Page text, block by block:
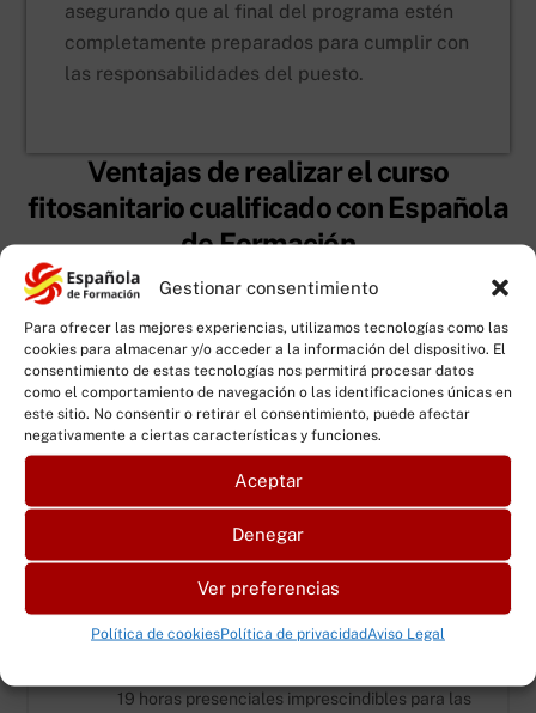
Gestionar consentimiento
Para ofrecer las mejores experiencias, utilizamos tecnologías como las
cookies para almacenar y/o acceder a la información del dispositivo. El
consentimiento de estas tecnologías nos permitirá procesar datos
como el comportamiento de navegación o las identificaciones únicas en
este sitio. No consentir o retirar el consentimiento, puede afectar
negativamente a ciertas características y funciones.
Aceptar
Denegar
Ver preferencias
Política de cookiesPolítica de privacidadAviso Legal
asegurando que al final del programa estén
completamente preparados para cumplir con
las responsabilidades del puesto.
Ventajas de realizar el curso
fitosanitario cualificado con Española
de Formación
Formación homologada y reconocida
oficialmente
Centro autorizado para impartir formación
carnet que obtienes tiene plena validez oficial
en todo el territorio nacional.
Modalidad semipresencial flexible
19 horas presenciales imprescindibles para las